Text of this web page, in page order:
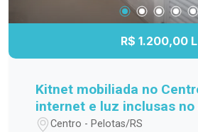
de conhecer este apartamento.
e agende sua visita para
R$ 1.200,00 L
Kitnet mobiliada no
internet e luz inclusas no
Centro - Pelotas/RS